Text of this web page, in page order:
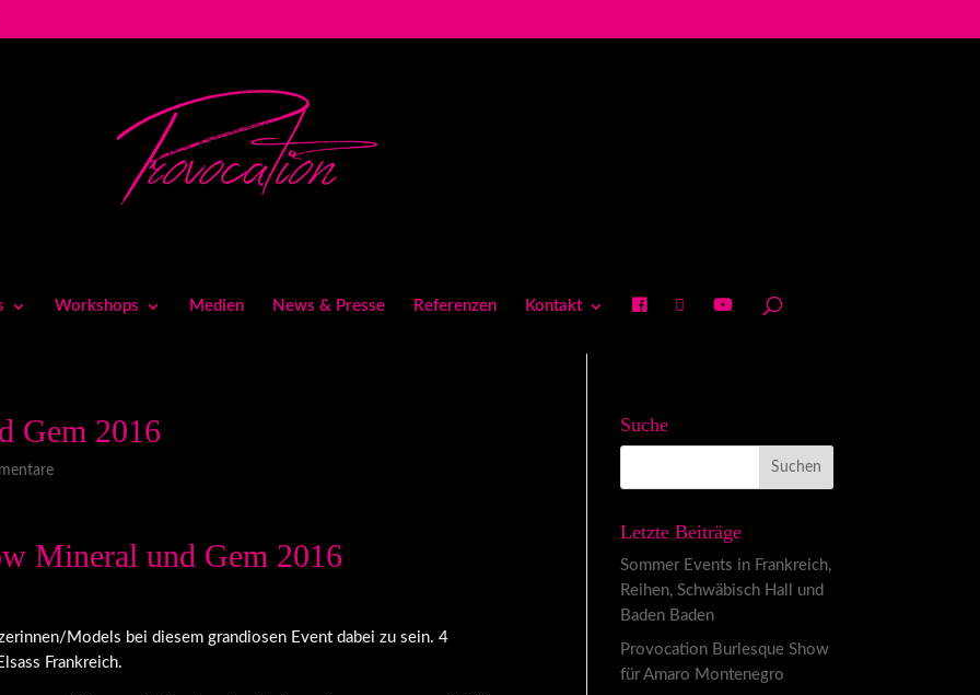
Workshops Medien News & Presse Referenzen Kontakt
Gem 2016
Mineral und Gem 2016
Models bei diesem grandiosen Event dabei zu sein. 4
Frankreich.
Suche
Letzte Beiträge
Sommer Events in Frankreich,
Reihen, Schwäbisch Hall und
Baden Baden
Provocation Burlesque Show
für Amaro Montenegro